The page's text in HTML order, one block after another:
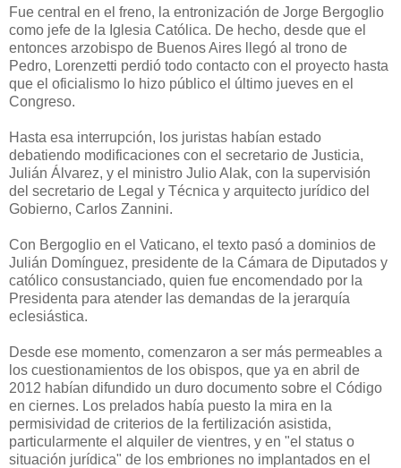
Fue central en el freno, la entronización de Jorge Bergoglio
como jefe de la Iglesia Católica. De hecho, desde que el
entonces arzobispo de Buenos Aires llegó al trono de
Pedro, Lorenzetti perdió todo contacto con el proyecto hasta
que el oficialismo lo hizo público el último jueves en el
Congreso.
Hasta esa interrupción, los juristas habían estado
debatiendo modificaciones con el secretario de Justicia,
Julián Álvarez, y el ministro Julio Alak, con la supervisión
del secretario de Legal y Técnica y arquitecto jurídico del
Gobierno, Carlos Zannini.
Con Bergoglio en el Vaticano, el texto pasó a dominios de
Julián Domínguez, presidente de la Cámara de Diputados y
católico consustanciado, quien fue encomendado por la
Presidenta para atender las demandas de la jerarquía
eclesiástica.
Desde ese momento, comenzaron a ser más permeables a
los cuestionamientos de los obispos, que ya en abril de
2012 habían difundido un duro documento sobre el Código
en ciernes. Los prelados había puesto la mira en la
permisividad de criterios de la fertilización asistida,
particularmente el alquiler de vientres, y en "el status o
situación jurídica" de los embriones no implantados en el